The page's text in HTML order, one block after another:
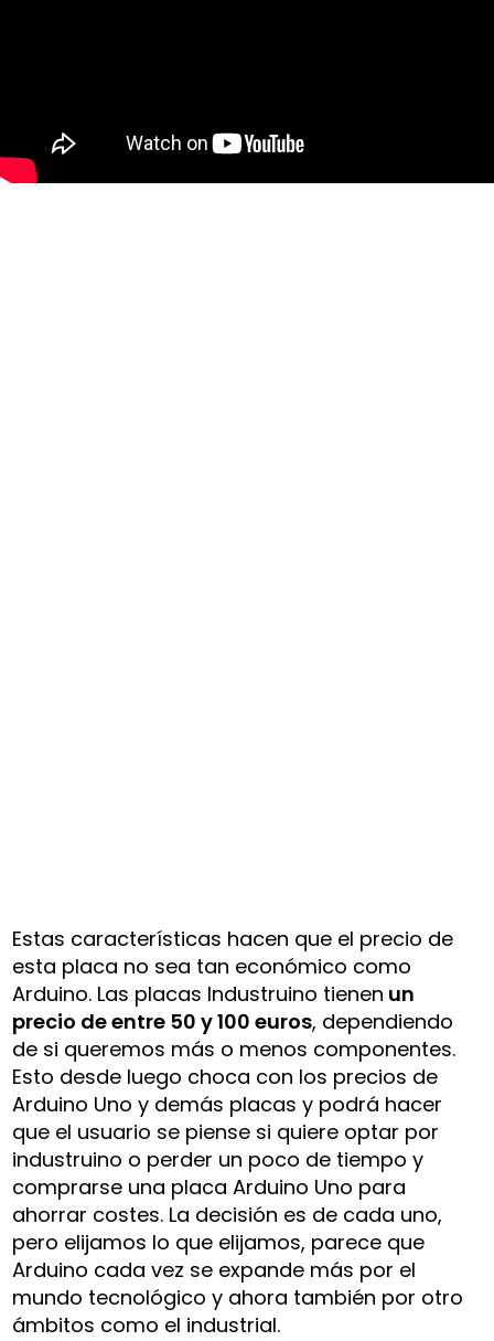
Estas características hacen que el precio de
esta placa no sea tan económico como
Arduino. Las placas Industruino tienen un
precio de entre 50 y 100 euros, dependiendo
de si queremos más o menos componentes.
Esto desde luego choca con los precios de
Arduino Uno y demás placas y podrá hacer
que el usuario se piense si quiere optar por
industruino o perder un poco de tiempo y
comprarse una placa Arduino Uno para
ahorrar costes. La decisión es de cada uno,
pero elijamos lo que elijamos, parece que
Arduino cada vez se expande más por el
mundo tecnológico y ahora también por otro
ámbitos como el industrial.